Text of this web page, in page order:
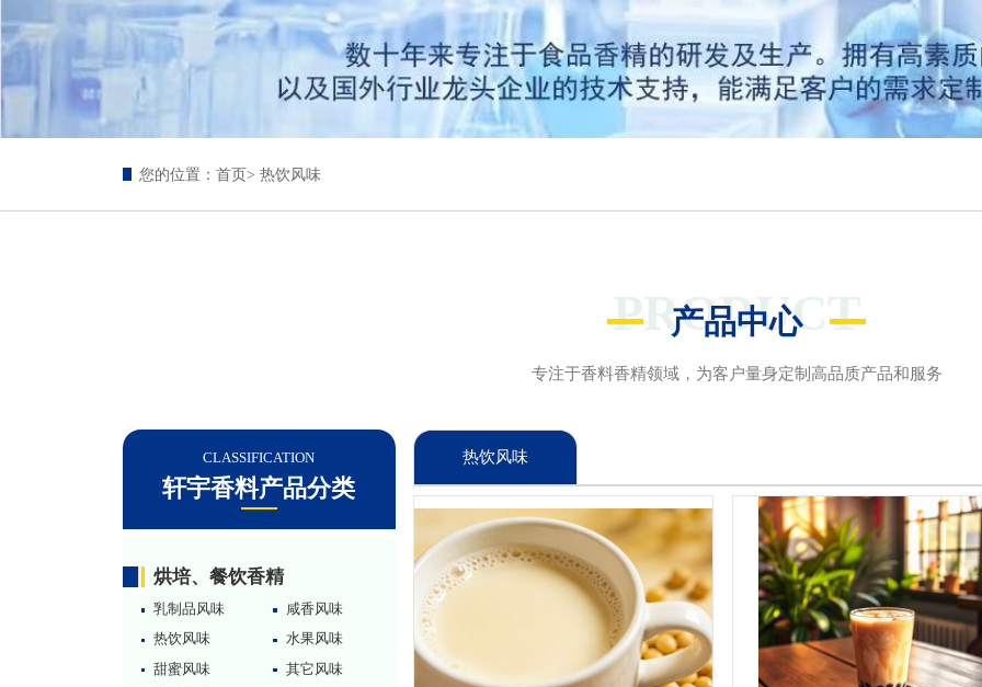
您的位置： 首页> 热饮风味
PRODUCT
产品中心
专注于香料香精领域，为客户量身定制高品质产品和服务
CLASSIFICATION
轩宇香料产品分类
烘培、餐饮香精
乳制品风味
咸香风味
热饮风味
水果风味
甜蜜风味
其它风味
热饮风味